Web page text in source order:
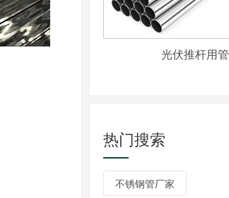
光伏推杆用管
热门搜索
不锈钢管厂家